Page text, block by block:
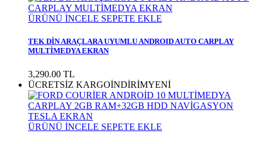
ÜRÜNÜ İNCELE SEPETE EKLE
TEK DİN ARAÇLARA UYUMLU ANDROID AUTO CARPLAY
MULTİMEDYA EKRAN
3,290.00 TL
ÜCRETSİZ KARGOİNDİRİMYENİ
ÜRÜNÜ İNCELE SEPETE EKLE